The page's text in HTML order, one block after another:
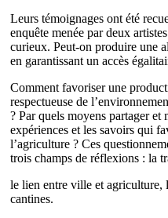
Leurs témoignages ont été
enquête menée par deux
curieux. Peut-on produire une
en garantissant un accès
Comment favoriser une
respectueuse de
? Par quels moyens partager et
expériences et les savoirs qui
l’agriculture ? Ces
trois champs de réflexions : la
le lien entre ville et agriculture,
cantines.